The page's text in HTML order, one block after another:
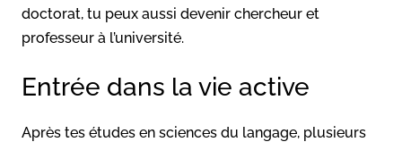
doctorat, tu peux aussi devenir chercheur et
professeur à l’université.
Entrée dans la vie active
Après tes études en sciences du langage, plusieurs